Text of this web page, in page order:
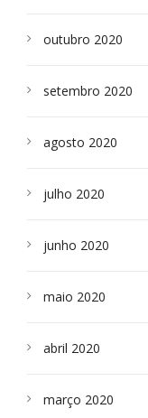
outubro 2020
setembro 2020
agosto 2020
julho 2020
junho 2020
maio 2020
abril 2020
março 2020